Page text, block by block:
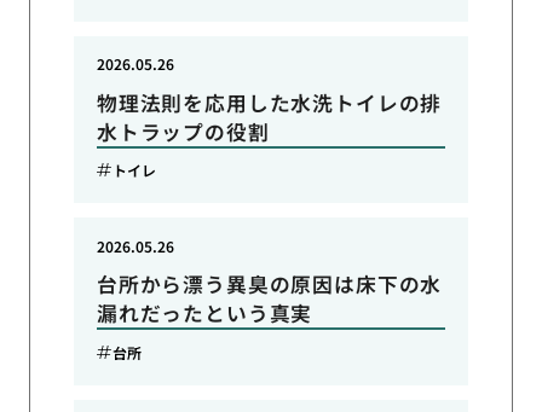
物理法則を応用した水洗トイレの排
水トラップの役割
2026.05.26
トイレ
台所から漂う異臭の原因は床下の水
漏れだったという真実
2026.05.26
台所